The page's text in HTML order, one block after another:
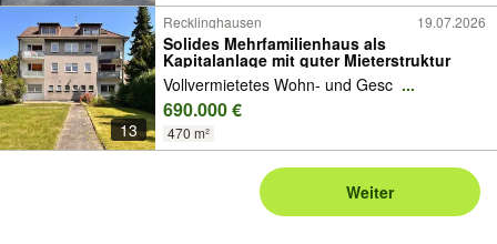
13
Recklinghausen 19.07.2026
Solides Mehrfamilienhaus als
Kapitalanlage mit guter Mieterstruktur
Vollvermietetes Wohn- und Gesc ...
690.000 €
470 m²
Weiter